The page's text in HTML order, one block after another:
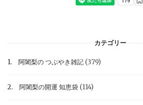
カテゴリー
1. 阿闍梨の つぶやき雑記 (379)
2. 阿闍梨の開運 知恵袋 (114)